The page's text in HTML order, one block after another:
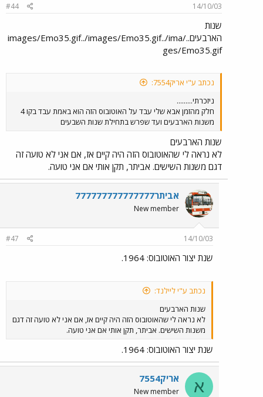
14/10/03
#44
שנות
הארבעים../images/Emo35.gif../images/Emo35.gif../ima
ges/Emo35.gif
נכתב ע"י אריק7554:
ניזכרתי.........
חלק מהזמן אבא שלי עבד על האוטובוס הזה הוא באמת עבד בקו 4
משנות הארבעים ועד שפרש בתחילת שנות השבעים
שנות הארבעים
לא נראה לי שהאוטובוס הזה היה קיים אז, אם אני לא טועה זה
דגם משנות השישים. אביתר, תקן אותי אם אני טועה.
אביתר777777777777777
New member
14/10/03
#47
שנת יצור האוטובוס: 1964.
נכתב ע"י ליילנד:
שנות הארבעים
לא נראה לי שהאוטובוס הזה היה קיים אז, אם אני לא טועה זה דגם
משנות השישים. אביתר, תקן אותי אם אני טועה.
שנת יצור האוטובוס: 1964.
א אריק7554
New member